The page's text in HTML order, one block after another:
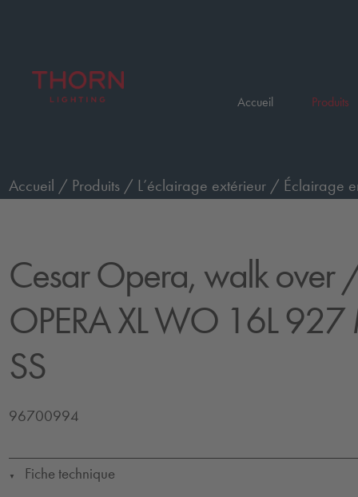
Accueil Produits
Accueil / Produits / L’éclairage extérieur / Éclairage
Cesar Opera, walk over/
OPERA XL WO 16L 927
SS
96700994
▼
Fiche technique